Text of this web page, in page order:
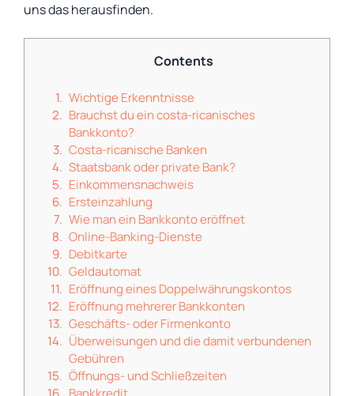
uns das herausfinden.
Contents
Wichtige Erkenntnisse
Brauchst du ein costa-ricanisches
Bankkonto?
Costa-ricanische Banken
Staatsbank oder private Bank?
Einkommensnachweis
Ersteinzahlung
Wie man ein Bankkonto eröffnet
Online-Banking-Dienste
Debitkarte
Geldautomat
Eröffnung eines Doppelwährungskontos
Eröffnung mehrerer Bankkonten
Geschäfts- oder Firmenkonto
Überweisungen und die damit verbundenen
Gebühren
Öffnungs- und Schließzeiten